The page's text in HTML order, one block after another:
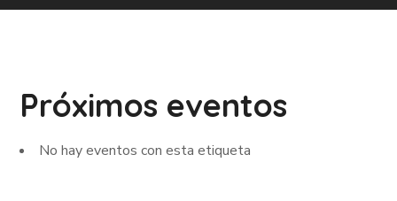
Próximos eventos
No hay eventos con esta etiqueta